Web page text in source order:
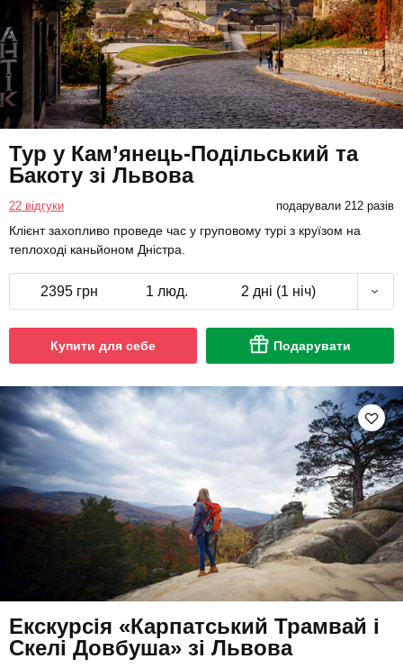
Тур у Кам’янець-Подільський та
Бакоту зі Львова
22 відгуки подарували 212 разів
Клієнт захопливо проведе час у груповому турі з круїзом на
теплоході каньйоном Дністра.
2395 грн 1 люд. 2 дні (1 ніч)
Купити для себе Подарувати
Екскурсія «Карпатський Трамвай і
Скелі Довбуша» зі Львова